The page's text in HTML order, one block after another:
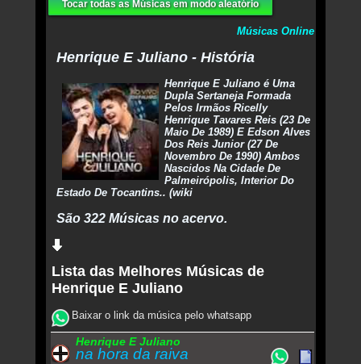
Tocar todas as Músicas em modo aleatório
Músicas Online
Henrique E Juliano - História
Henrique E Juliano é Uma
Dupla Sertaneja Formada
Pelos Irmãos Ricelly
Henrique Tavares Reis (23 De
Maio De 1989) E Edson Alves
Dos Reis Junior (27 De
Novembro De 1990) Ambos
Nascidos Na Cidade De
Palmeirópolis, Interior Do
Estado De Tocantins.. (wiki
São 322 Músicas no acervo.
Lista das Melhores Músicas de
Henrique E Juliano
Baixar o link da música pelo whatsapp
Henrique E Juliano
na hora da raiva